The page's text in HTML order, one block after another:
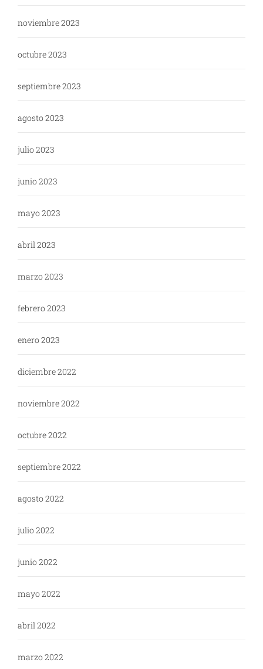
noviembre 2023
octubre 2023
septiembre 2023
agosto 2023
julio 2023
junio 2023
mayo 2023
abril 2023
marzo 2023
febrero 2023
enero 2023
diciembre 2022
noviembre 2022
octubre 2022
septiembre 2022
agosto 2022
julio 2022
junio 2022
mayo 2022
abril 2022
marzo 2022